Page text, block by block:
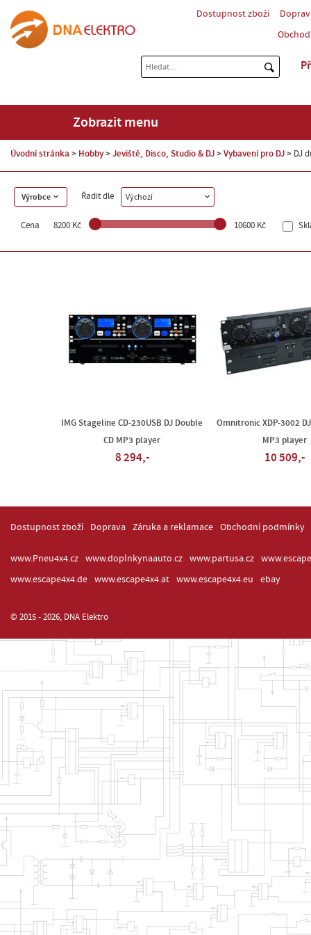
Dostupnost zboží
Zobrazit menu
Úvodní stránka Hobby Jeviště, Disco, Studio & DJ Vybavení pro DJ DJ
Výrobce Řadit dle Výchozí
Cena 8200 Kč 10600 Kč
IMG Stageline CD-230USB DJ Double
CD MP3 player
8 294,-
Omnitronic XDP-3002
MP3 player
10 509,-
Dostupnost zboží Doprava Záruka a reklamace Obchodní podmínky
www.Pneu4x4.cz www.doplnkynaauto.cz www.partusa.cz
www.escape4x4.de
www.escape4x4.at www.escape4x4.eu ebay
© 2015 - 2026, DNA Elektro